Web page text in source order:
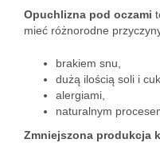
Opuchlizna pod oczami
mieć różnorodne
brakiem snu,
dużą ilością soli i
alergiami,
naturalnym
Zmniejszona produkcja